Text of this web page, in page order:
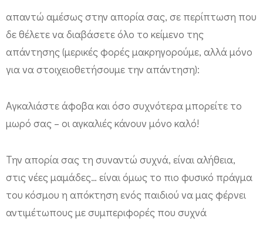
…
Τ
ί
ά
ν
υ
μ
ε
;
απαντώ αμέσως στην απορία σας, σε περίπτωση που
δε θέλετε να διαβάσετε όλο το κείμενο της
απάντησης (μερικές φορές μακρηγορούμε, αλλά μόνο
για να στοιχειοθετήσουμε την απάντηση):
Αγκαλιάστε άφοβα και όσο συχνότερα μπορείτε το
μωρό σας – οι αγκαλιές κάνουν μόνο καλό!
Την απορία σας τη συναντώ συχνά, είναι αλήθεια,
στις νέες μαμάδες… είναι όμως το πιο φυσικό πράγμα
του κόσμου η απόκτηση ενός παιδιού να μας φέρνει
αντιμέτωπους με συμπεριφορές που συχνά